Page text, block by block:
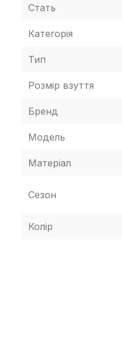
Стать
Категорія
Тип
Розмір взуття
Бренд
Модель
Матеріал
Сезон
Колір